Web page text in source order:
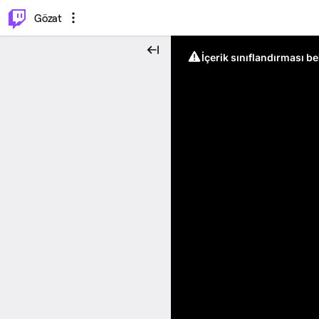
Gözat
İçerik sınıflandırması